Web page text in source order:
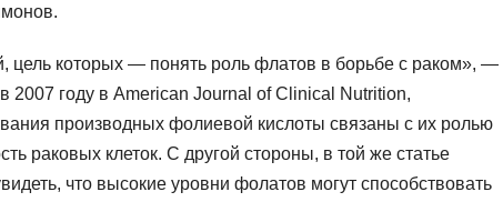
цель которых — понять роль флатов в борьбе с раком», —
2007 году в American Journal of Clinical Nutrition,
производных фолиевой кислоты связаны с их ролью
раковых клеток. С другой стороны, в той же статье
что высокие уровни фолатов могут способствовать